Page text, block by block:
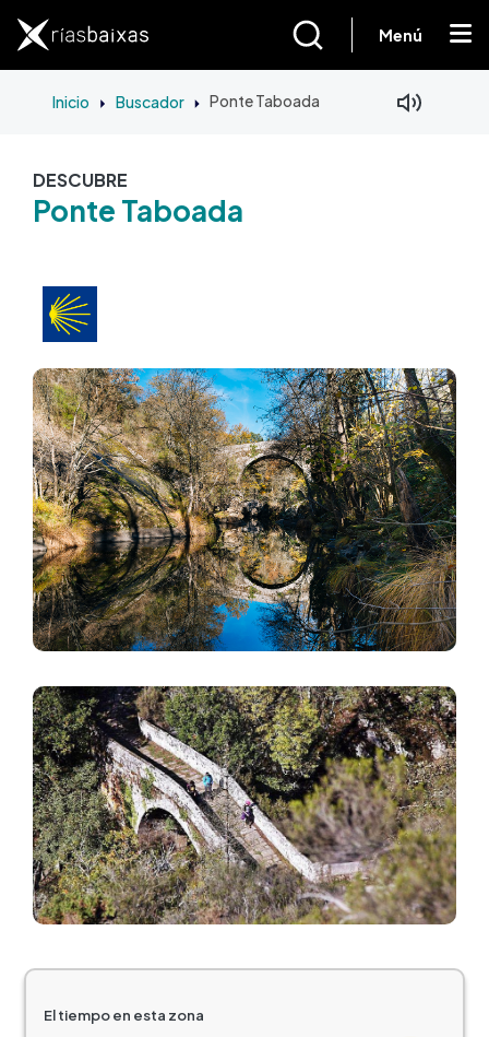
Menú
Inicio Buscador Ponte Taboada
DESCUBRE
Ponte Taboada
Imagen
Imagen
El tiempo en esta zona